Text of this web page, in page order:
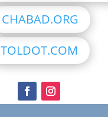
CHABAD.ORG
TOLDOT.COM